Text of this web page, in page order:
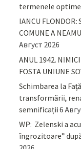
termenele optime
IANCU FLONDOR:
COMUNE A
Август 2026
ANUL 1942.
FOSTA UNIUNE
Schimbarea la
transformării,
semnificații 6
WP: Zelenski a
îngrozitoare”